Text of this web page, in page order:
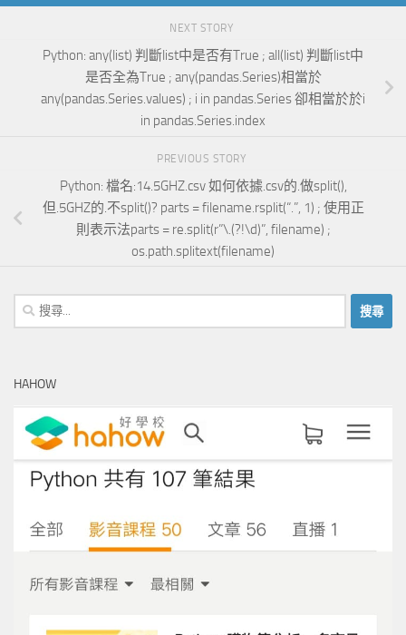
NEXT STORY
Python: any(list) 判斷list中是否有True ; all(list) 判斷list中
是否全為True ; any(pandas.Series)相當於
any(pandas.Series.values) ; i in pandas.Series 卻相當於於i
in pandas.Series.index
PREVIOUS STORY
Python: 檔名:14.5GHZ.csv 如何依據.csv的.做split(),
但.5GHZ的.不split()? parts = filename.rsplit(“.”, 1) ; 使用正
則表示法parts = re.split(r”\.(?!\d)”, filename) ;
os.path.splitext(filename)
搜
尋
字:
HAHOW